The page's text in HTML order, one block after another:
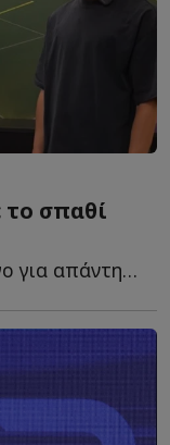
σπαθί
O Μάριος Ηλιόπουλος έκανε λόγο για απάντηση σε όσους α...